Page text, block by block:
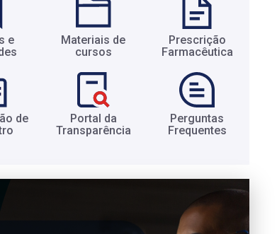
e
Materiais de
cursos​
Prescrição
Farmacêutica​
de
Portal da
Transparência​
Perguntas
Frequentes​